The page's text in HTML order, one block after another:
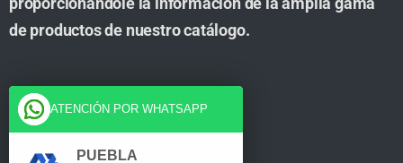
de productos de nuestro catálogo.
Cuenta
Tienda
ATENCIÓN POR WHATSAPP
PUEBLA